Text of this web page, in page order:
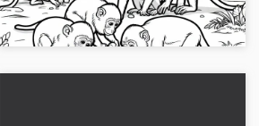
Download de afbeelding gratis!...